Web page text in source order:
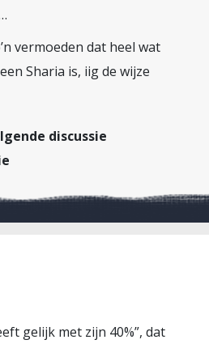
vermoeden dat heel wat
Sharia is, iig de wijze
discussie
gelijk met zijn 40%”, dat